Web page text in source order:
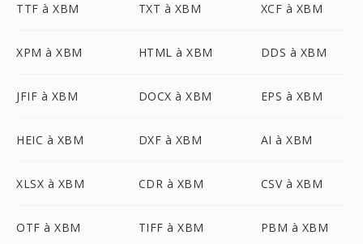
TTF à XBM TXT à XBM XCF à XBM
XPM à XBM HTML à XBM DDS à XBM
JFIF à XBM DOCX à XBM EPS à XBM
HEIC à XBM DXF à XBM AI à XBM
XLSX à XBM CDR à XBM CSV à XBM
OTF à XBM TIFF à XBM PBM à XBM